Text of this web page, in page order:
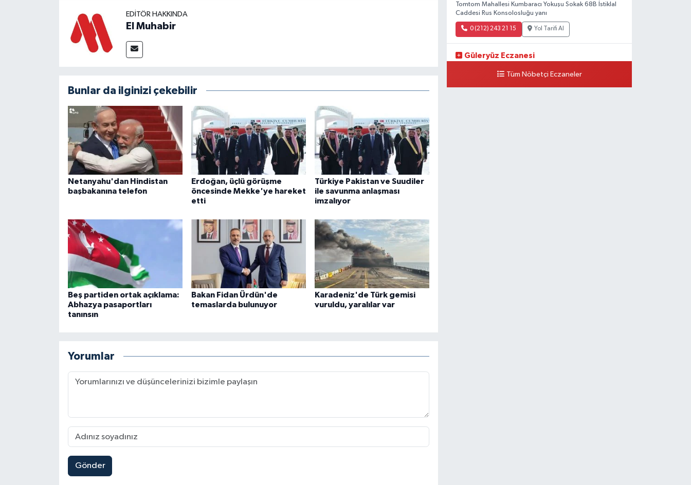
EDITÖR HAKKINDA
El Muhabir
Bunlar da ilginizi çekebilir
Netanyahu'dan Hindistan
başbakanına telefon
Erdoğan, üçlü görüşme
öncesinde Mekke'ye hareket
etti
Türkiye Pakistan ve Suudiler
ile savunma anlaşması
imzalıyor
Beş partiden ortak açıklama:
Abhazya pasaportları
tanınsın
Bakan Fidan Ürdün'de
temaslarda bulunuyor
Karadeniz'de Türk gemisi
vuruldu, yaralılar var
Yorumlar
Gönder
Tomtom Mahallesi Kumbaracı Yokuşu Sokak 68B İstiklal
Caddesi Rus Konsolosluğu yanı
0 (212) 243 21 15 Yol Tarifi Al
Güleryüz Eczanesi
Arkası-kalaycıbahçe Meydana Doğru
Tüm Nöbetçi Eczaneler